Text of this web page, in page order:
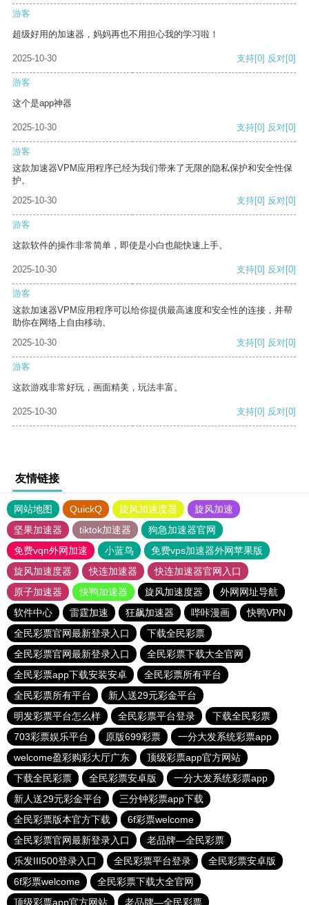
游客
超级好用的加速器，妈妈再也不用担心我的学习啦！
2025-10-30 支持[0] 反对[0]
游客
这个是app神器
2025-10-30 支持[0] 反对[0]
游客
这款加速器VPM应用程序已经为我们带来了无限的隐私保护和安全性保
护。
2025-10-30
支持[0] 反对[0]
游客
这款软件的操作非常简单，即使是小白也能快速上手。
2025-10-30 支持[0] 反对[0]
游客
这款加速器VPM应用程序可以给你提供最高速度和安全性的连接，并帮
助你在网络上自由移动。
2025-10-30
支持[0] 反对[0]
游客
这款游戏非常好玩，画面精美，玩法丰富。
2025-10-30 支持[0] 反对[0]
友情链接
网站地图 QuickQ 旋风加速度器
旋风加速
坚果加速器
tiktok加速器
狗急加速器官网
免费vqn外网加速
小蓝鸟
免费vps加速器外网苹果版
旋风加速度器
快连加速器
快连加速器官网入口
原子加速器
快鸭加速器 旋风加速度器
外网网址导航
软件中心
雷霆加速 狂飙加速器 哔咔漫画
快鸭VPN
全民彩票官网最新登录入口
下载全民彩票
全民彩票官网最新登录入口
全民彩票下载大全官网
全民彩票app下载安装安卓
全民彩票所有平台
全民彩票所有平台
新人送29元彩金平台
明发彩票平台怎么样
全民彩票平台登录
下载全民彩票
703彩票娱乐平台
原版699彩票
一分大发系统彩票app
welcome盈彩购彩大厅广东
顶级彩票app官方网站
下载全民彩票
全民彩票安卓版
一分大发系统彩票app
新人送29元彩金平台
三分钟彩票app下载
全民彩票版本官方下载
6f彩票welcome
全民彩票官网最新登录入口
老品牌—全民彩票
乐发III500登录入口
全民彩票平台登录
全民彩票安卓版
6f彩票welcome
全民彩票下载大全官网
顶级彩票app官方网站
老品牌—全民彩票